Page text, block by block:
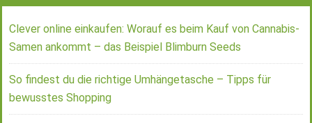
Clever online einkaufen: Worauf es beim Kauf von Cannabis-
Samen ankommt – das Beispiel Blimburn Seeds
So findest du die richtige Umhängetasche – Tipps für
bewusstes Shopping